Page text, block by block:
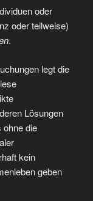
oder
oder teilweise)
.
legt die
Lösungen
ohne die
kein
geben